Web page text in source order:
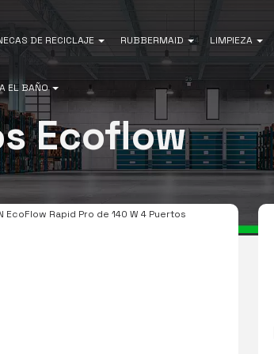
DE RECICLAJE RUBBERMAID LIMPIEZA
EL BAÑO
Ecoflow
EcoFlow Rapid Pro de 140 W 4 Puertos